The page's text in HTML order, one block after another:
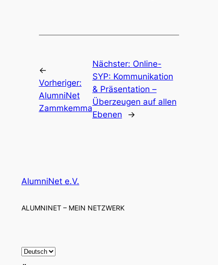
←
Vorheriger:
AlumniNet
Zammkemma
Nächster: Online-
SYP: Kommunikation
& Präsentation –
Überzeugen auf allen
Ebenen
→
AlumniNet e.V.
ALUMNINET – MEIN NETZWERK
S